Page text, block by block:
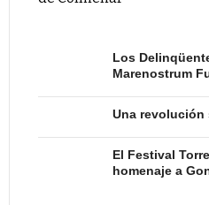
Los
Marenostrum
Una
El Festival
homenaje a